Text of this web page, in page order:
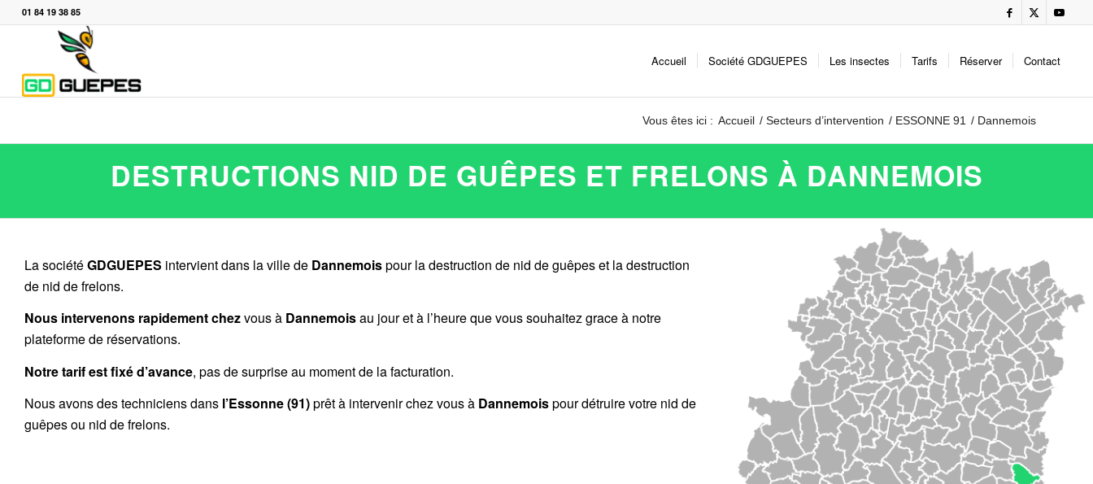
01 84 19 38 85
Accueil Société GDGUEPES Les insectes Tarifs Réserver Contact
Vous êtes ici : Accueil / Secteurs d’intervention / ESSONNE 91 / Dannemois
DESTRUCTIONS NID DE GUÊPES ET FRELONS À DANNEMOIS
La sociétéGDGUEPES intervient dans la ville de Dannemoispour la destruction de nid de guêpes et la destruction
de nid de frelons.
Nous intervenons rapidement chezvous à Dannemoisau jour et à l’heure que vous souhaitez grace à notre
plateforme de réservations.
Notre tarif est fixé d’avance, pas de surprise au moment de la facturation.
Nous avons des techniciens dans l’Essonne (91)prêt à intervenir chez vous à Dannemoispour détruire votre nid de
guêpes ou nid de frelons.